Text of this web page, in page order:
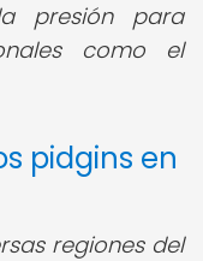
presión para
como el
pidgins en
regiones del